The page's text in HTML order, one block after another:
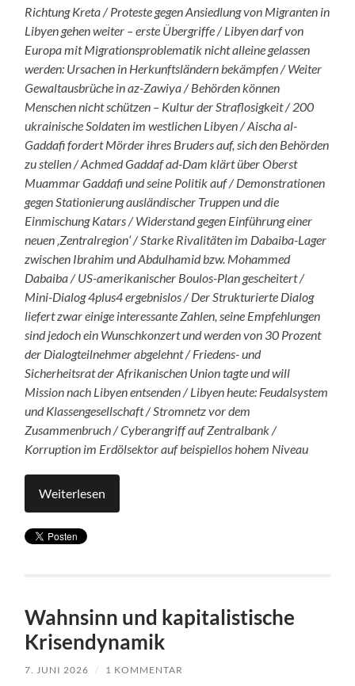
Richtung Kreta / Proteste gegen Ansiedlung von Migranten in
Libyen gehen weiter – erste Übergriffe / Libyen darf von
Europa mit Migrationsproblematik nicht alleine gelassen
werden: Ursachen in Herkunftsländern bekämpfen / Weiter
Gewaltausbrüche in az-Zawiya / Behörden können
Menschen nicht schützen – Kultur der Straflosigkeit / 200
ukrainische Soldaten im westlichen Libyen / Aischa al-
Gaddafi fordert Mörder ihres Bruders auf, sich den Behörden
zu stellen / Achmed Gaddaf ad-Dam klärt über Oberst
Muammar Gaddafi und seine Politik auf / Demonstrationen
gegen Stationierung ausländischer Truppen und die
Einmischung Katars / Widerstand gegen Einführung einer
neuen ‚Zentralregion‘ / Starke Rivalitäten im Dabaiba-Lager
zwischen Ibrahim und Abdulhamid bzw. Mohammed
Dabaiba / US-amerikanischer Boulos-Plan gescheitert /
Mini-Dialog 4plus4 ergebnislos / Der Strukturierte Dialog
liefert zwar einige interessante Zahlen, seine Empfehlungen
sind jedoch ein Wunschkonzert und werden von 30 Prozent
der Dialogteilnehmer abgelehnt / Friedens- und
Sicherheitsrat der Afrikanischen Union tagte und will
Mission nach Libyen entsenden / Libyen heute: Feudalsystem
und Klassengesellschaft / Stromnetz vor dem
Zusammenbruch / Cyberangriff auf Zentralbank /
Korruption im Erdölsektor auf beispiellos hohem Niveau
Weiterlesen
Wahnsinn und kapitalistische
Krisendynamik
7. JUNI 2026 / 1 KOMMENTAR